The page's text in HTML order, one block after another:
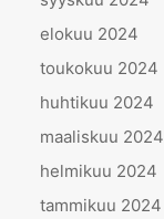
elokuu 2024
toukokuu 2024
huhtikuu 2024
maaliskuu 2024
helmikuu 2024
tammikuu 2024